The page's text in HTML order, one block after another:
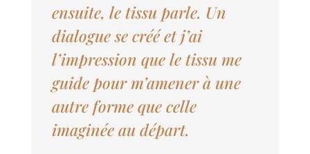
ensuite, le tissu parle. Un
dialogue se créé et j’ai
l’impression que le tissu me
guide pour m’amener à une
autre forme que celle
imaginée au départ.